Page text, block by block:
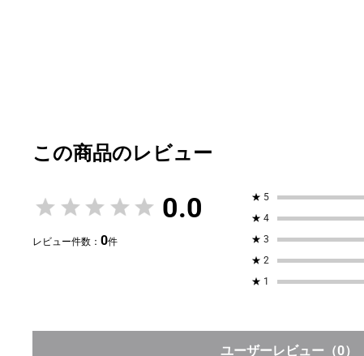
0.0
レビュー件数：0件
★ 5
★ 4
★ 3
★ 2
★ 1
ユーザーレビュー （0）